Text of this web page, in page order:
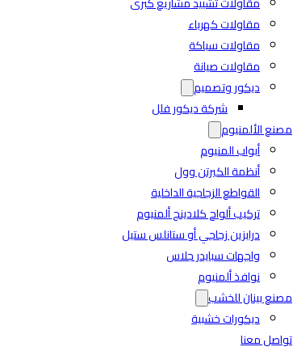
مقاولات كهرباء
مقاولات سباكة
مقاولات صيانة
ديكور وتصميم
شركة ديكور فلل
مصنع الألمنيوم
أبواب المنيوم
أنظمة الكيرتن وول
القواطع الزجاجية الداخلية
تركيب ألواح كلادينج ألمنيوم
درابزين زجاجي أو ستانلس ستيل
واجهات سبايدر جلاس
نوافذ ألمنيوم
مصنع بينان للخشب
ديكورات خشبية
تواصل معنا